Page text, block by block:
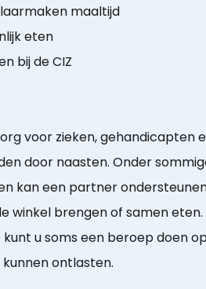
maaltijd
eten
bij de CIZ
voor zieken, gehandicapten
door naasten. Onder
kan een partner
winkel brengen of samen eten.
u soms een beroep doen
ontlasten.